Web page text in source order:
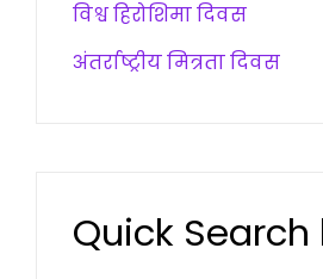
विश्व हिरोशिमा दिवस
अंतर्राष्ट्रीय मित्रता दिवस
Quick Search